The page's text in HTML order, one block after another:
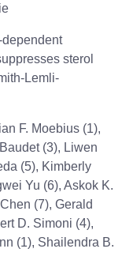
sterol
Lemli-
F. Moebius (1),
(3), Liwen
(5), Kimberly
Yu (6), Askok K.
(7), Gerald
D. Simoni (4),
(1), Shailendra B.